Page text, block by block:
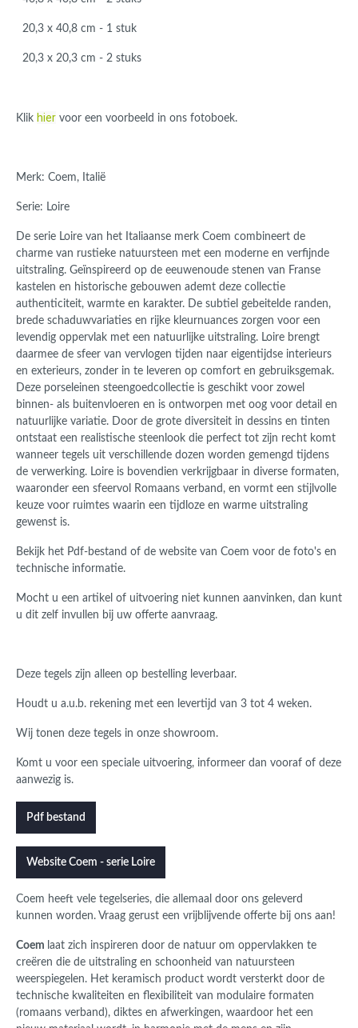
20,3 x 40,8 cm - 1 stuk
20,3 x 20,3 cm - 2 stuks
Klik hier voor een voorbeeld in ons fotoboek.
Merk: Coem, Italië
Serie: Loire
De serie Loire van het Italiaanse merk Coem combineert de
charme van rustieke natuursteen met een moderne en verfijnde
uitstraling. Geïnspireerd op de eeuwenoude stenen van Franse
kastelen en historische gebouwen ademt deze collectie
authenticiteit, warmte en karakter. De subtiel gebeitelde randen,
brede schaduwvariaties en rijke kleurnuances zorgen voor een
levendig oppervlak met een natuurlijke uitstraling. Loire brengt
daarmee de sfeer van vervlogen tijden naar eigentijdse interieurs
en exterieurs, zonder in te leveren op comfort en gebruiksgemak.
Deze porseleinen steengoedcollectie is geschikt voor zowel
binnen- als buitenvloeren en is ontworpen met oog voor detail en
natuurlijke variatie. Door de grote diversiteit in dessins en tinten
ontstaat een realistische steenlook die perfect tot zijn recht komt
wanneer tegels uit verschillende dozen worden gemengd tijdens
de verwerking. Loire is bovendien verkrijgbaar in diverse formaten,
waaronder een sfeervol Romaans verband, en vormt een stijlvolle
keuze voor ruimtes waarin een tijdloze en warme uitstraling
gewenst is.
Bekijk het Pdf-bestand of de website van Coem voor de foto's en
technische informatie.
Mocht u een artikel of uitvoering niet kunnen aanvinken, dan kunt
u dit zelf invullen bij uw offerte aanvraag.
Deze tegels zijn alleen op bestelling leverbaar.
Houdt u a.u.b. rekening met een levertijd van 3 tot 4 weken.
Wij tonen deze tegels in onze showroom.
Komt u voor een speciale uitvoering, informeer dan vooraf of deze
aanwezig is.
Pdf bestand
Website Coem - serie Loire
Coem heeft vele tegelseries, die allemaal door ons geleverd
kunnen worden. Vraag gerust een vrijblijvende offerte bij ons aan!
Coem laat zich inspireren door de natuur om oppervlakken te
creëren die de uitstraling en schoonheid van natuursteen
weerspiegelen. Het keramisch product wordt versterkt door de
technische kwaliteiten en flexibiliteit van modulaire formaten
(romaans verband), diktes en afwerkingen, waardoor het een